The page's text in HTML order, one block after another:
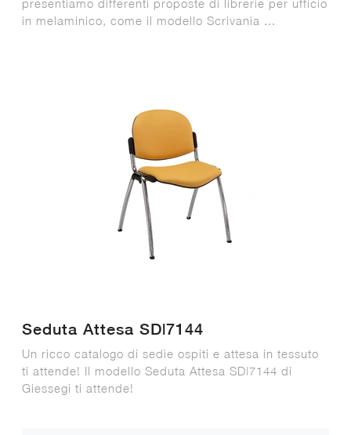
presentiamo differenti proposte di librerie per ufficio
in melaminico, come il modello Scrivania ...
Seduta Attesa SD|7144
Un ricco catalogo di sedie ospiti e attesa in tessuto
ti attende! Il modello Seduta Attesa SD|7144 di
Giessegi ti attende!